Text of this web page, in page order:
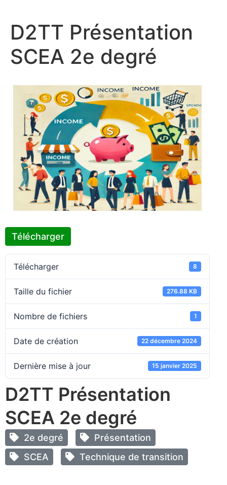
D2TT Présentation
SCEA 2e degré
Télécharger
Télécharger 8
Taille du fichier 276.88 KB
Nombre de fichiers 1
Date de création 22 décembre 2024
Dernière mise à jour 15 janvier 2025
D2TT Présentation
SCEA 2e degré
2e degré
Présentation
SCEA
Technique de transition